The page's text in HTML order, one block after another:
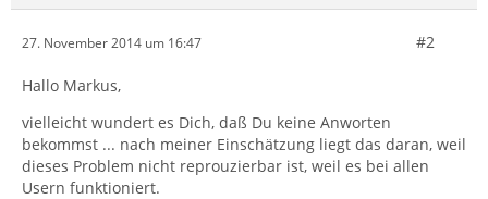
27. November 2014 um 16:47 #2
Hallo Markus,
vielleicht wundert es Dich, daß Du keine Anworten
bekommst ... nach meiner Einschätzung liegt das daran, weil
dieses Problem nicht reprouzierbar ist, weil es bei allen
Usern funktioniert.